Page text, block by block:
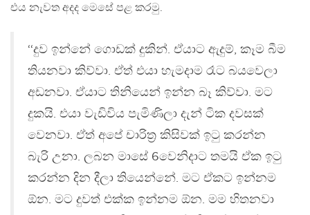
එය නැවත අදද මෙසේ පළ කරමු.
‘‘දුව ඉන්නේ ගොඩක් දුකින්. ඒයාට ඇදුම්, කෑම බීම
තියනවා කිව්වා. ඒත් එයා හැමදාම රෑට බයවෙලා
අඩනවා. ඒයාට තිනියෙන් ඉන්න බෑ කිව්වා. මට
දුකයි. එයා වැඩිවිය පැමිණිලා දැන් ටික දවසක්
වෙනවා. ඒත් අපේ චාරිත්‍ර කිසිවක් ඉටු කරන්න
බැරි උනා. ලබන මාසේ 6වෙනිදාට තමයි ඒක ඉටු
කරන්න දින දීලා තියෙන්නේ. මට ඒකට ඉන්නම
ඕන. මට දුවත් එක්ක ඉන්නම ඕන. මම හිතනවා